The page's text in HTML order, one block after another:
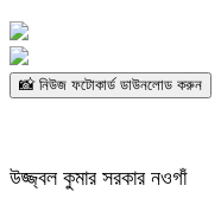
📸 নিউজ ফটোকার্ড ডাউনলোড করুন
উজ্জ্বল কুমার সরকার নওগাঁ